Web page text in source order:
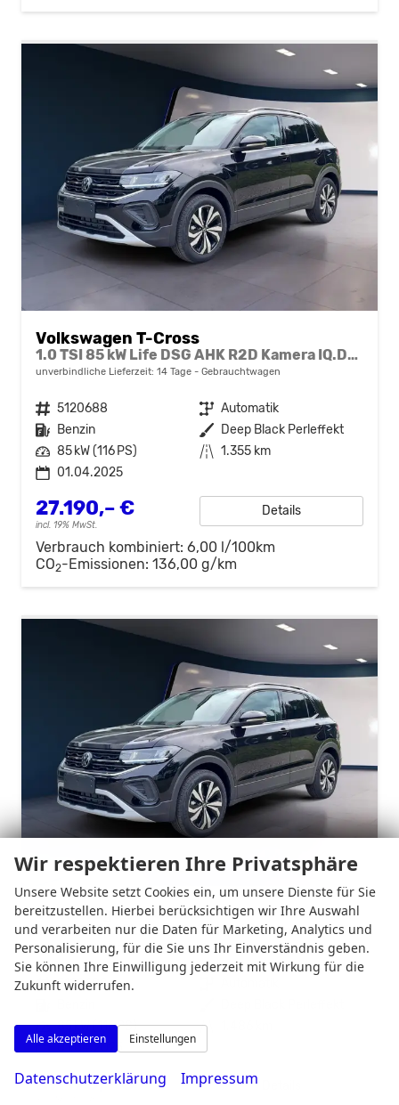
Volkswagen T-Cross
1.0 TSI 85 kW Life DSG AHK R2D Kamera IQ.Drive
unverbindliche Lieferzeit: 14 Tage Gebrauchtwagen
Fahrzeugnr. 5120688 Getriebe Automatik
Kraftstoff Benzin Außenfarbe Deep Black Perleffekt
Leistung 85 kW (116 PS) Kilometerstand 1.355 km
01.04.2025
27.190,– €
incl. 19% MwSt.
Details
Verbrauch kombiniert: 6,00 l/100km
CO2-Emissionen: 136,00 g/km
Volkswagen T-Cross
1.0 TSI 85 kW Life DSG AHK R2D Kamera IQ.Drive
unverbindliche Lieferzeit:14 Tage Gebrauchtwagen
Fahrzeugnr. 5120689
Leistung 85 kW (116 PS) Kilometerstand
01.04.2025
27.190,– €
Wir respektieren Ihre Privatsphäre
Unsere Website setzt Cookies ein, um unsere Dienste für Sie
bereitzustellen. Hierbei berücksichtigen wir Ihre Auswahl
und verarbeiten nur die Daten für Marketing, Analytics und
Personalisierung, für die Sie uns Ihr Einverständnis geben.
Sie können Ihre Einwilligung jederzeit mit Wirkung für die
Zukunft widerrufen.
Alle akzeptieren Einstellungen
Datenschutzerklärung Impressum